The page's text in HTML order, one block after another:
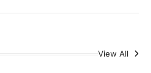
View All
में जिले के नगरी…